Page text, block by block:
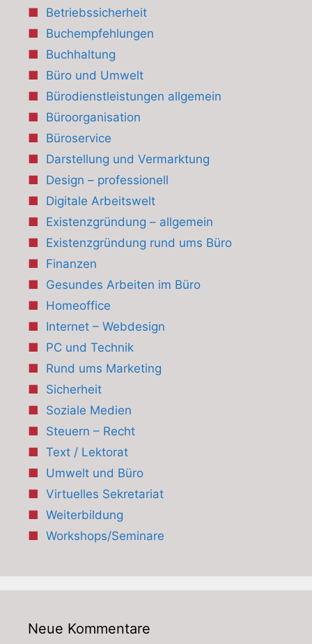
Betriebssicherheit
Buchempfehlungen
Buchhaltung
Büro und Umwelt
Bürodienstleistungen allgemein
Büroorganisation
Büroservice
Darstellung und Vermarktung
Design – professionell
Digitale Arbeitswelt
Existenzgründung – allgemein
Existenzgründung rund ums Büro
Finanzen
Gesundes Arbeiten im Büro
Homeoffice
Internet – Webdesign
PC und Technik
Rund ums Marketing
Sicherheit
Soziale Medien
Steuern – Recht
Text / Lektorat
Umwelt und Büro
Virtuelles Sekretariat
Weiterbildung
Workshops/Seminare
Neue Kommentare